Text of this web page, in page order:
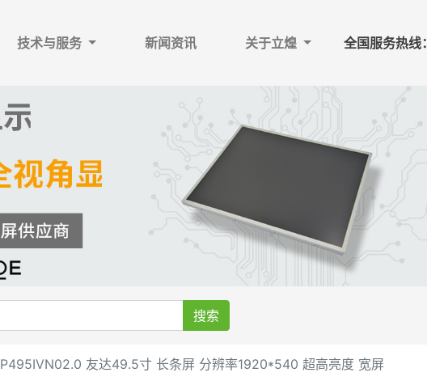
技术与服务 新闻资讯 关于立煌 全国服务热线：
搜索
P495IVN02.0 友达49.5寸 长条屏 分辨率1920*540 超高亮度 宽屏